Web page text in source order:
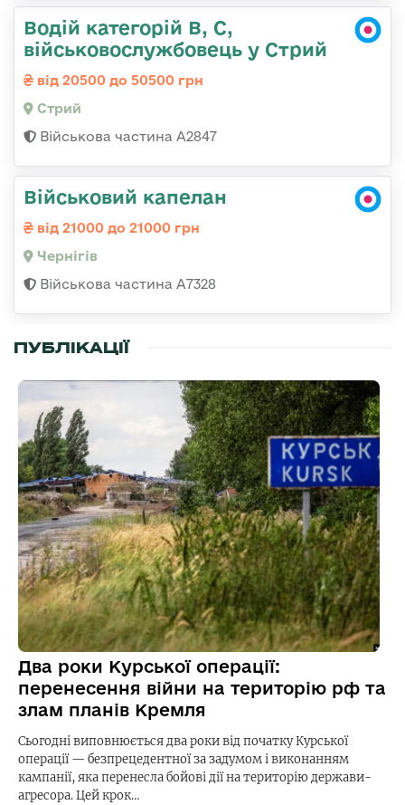
Водій категорій B, C,
військовослужбовець у Стрий
від 20500 до 50500 грн
Стрий
Військова частина А2847
Військовий капелан
від 21000 до 21000 грн
Чернігів
Військова частина А7328
ПУБЛІКАЦІЇ
Два роки Курської операції:
перенесення війни на територію рф та
злам планів Кремля
Сьогодні виповнюється два роки від початку Курської
операції — безпрецедентної за задумом і виконанням
кампанії, яка перенесла бойові дії на територію держави-
агресора. Цей крок…